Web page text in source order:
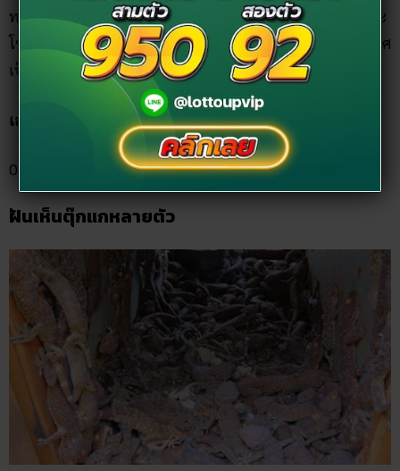
ทน ๆ ไปก่อนงานหายากนะช่วงนี้ แต่ก็ใช่ว่าจะไม่ดีเลย เพราะจะ
โชคดีในด้านมิตรสหาย จะได้รับความช่วยเหลือจากเพื่อนต่างเพศ
เป็นอย่างดี
เลขเด็ด ฝันเห็นตุ๊กแก กัด
03, 61, 87, 563
ฝันเห็นตุ๊กแกหลายตัว